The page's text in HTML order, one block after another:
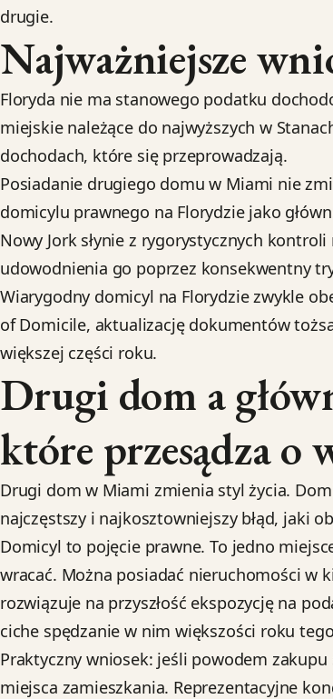
drugie.
Najważniejsze
Floryda nie ma stanowego podatku
miejskie należące do najwyższych w
dochodach, które się przeprowadzają.
Posiadanie drugiego domu w Miami nie
domicylu prawnego na Florydzie jako
Nowy Jork słynie z rygorystycznych
udowodnienia go poprzez konsekwentny
Wiarygodny domicyl na Florydzie zwykle
of Domicile, aktualizację dokumentów
większej części roku.
Drugi dom a
które przesądza o
Drugi dom w Miami zmienia styl życia.
najczęstszy i najkosztowniejszy błąd, jaki
Domicyl to pojęcie prawne. To jedno
wracać. Można posiadać nieruchomości w
rozwiązuje na przyszłość ekspozycję na
ciche spędzanie w nim większości roku
Praktyczny wniosek: jeśli powodem
miejsca zamieszkania. Reprezentacyjne